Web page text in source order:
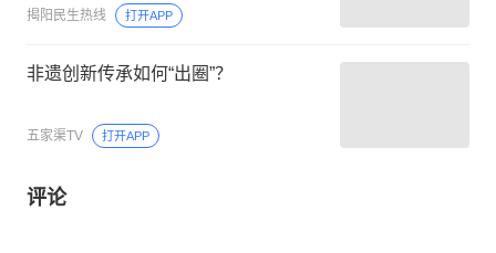
揭阳民生热线 打开APP
非遗创新传承如何“出圈”？
五家渠TV 打开APP
评论